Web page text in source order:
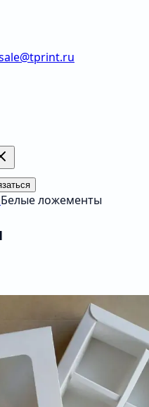
Белые ложементы